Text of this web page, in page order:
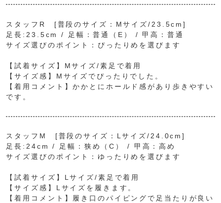
スタッフR [普段のサイズ：Mサイズ/23.5cm]
足長:23.5cm / 足幅：普通（E） / 甲高：普通
サイズ選びのポイント：ぴったりめを選びます
【試着サイズ】Mサイズ/素足で着用
【サイズ感】Mサイズでぴったりでした。
【着用コメント】かかとにホールド感があり歩きやすい
です。
スタッフM [普段のサイズ：Lサイズ/24.0cm]
足長:24cm / 足幅：狭め（C） / 甲高：高め
サイズ選びのポイント：ゆったりめを選びます
【試着サイズ】Lサイズ/素足で着用
【サイズ感】Lサイズを履きます。
【着用コメント】履き口のパイピングで足当たりが良い